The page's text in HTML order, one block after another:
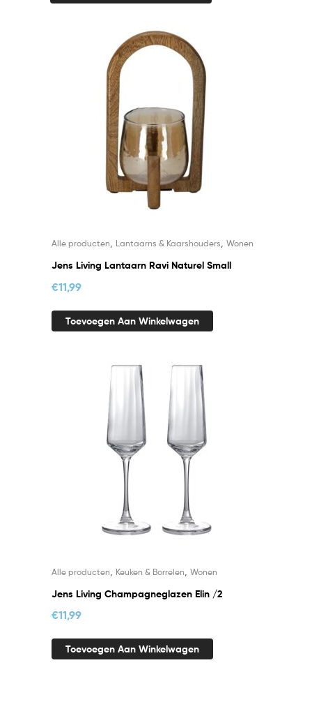
Alle producten, Lantaarns & Kaarshouders, Wonen
Jens Living Lantaarn Ravi Naturel Small
€11,99
Toevoegen Aan Winkelwagen
Alle producten Keuken & Borrelen Wonen
Jens Living Champagneglazen Elin /2
€11,99
Toevoegen Aan Winkelwagen